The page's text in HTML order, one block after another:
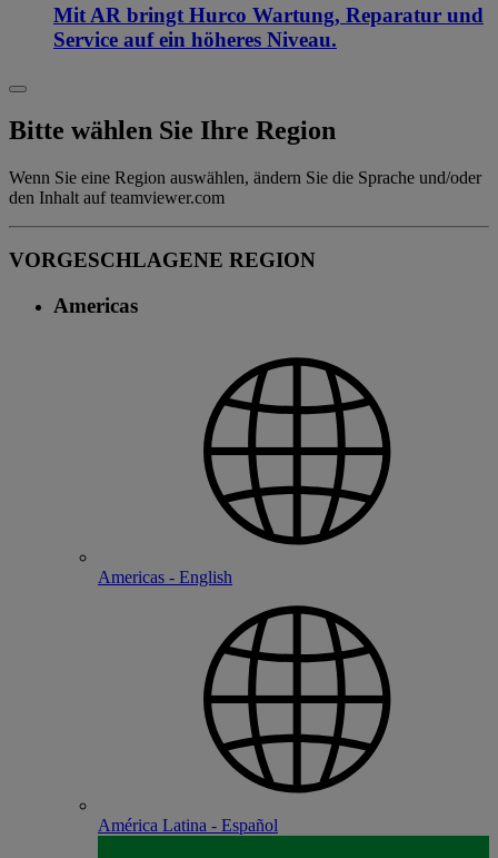
Mit AR bringt Hurco Wartung, Reparatur und
Service auf ein höheres Niveau.
Bitte wählen Sie Ihre Region
Wenn Sie eine Region auswählen, ändern Sie die Sprache und/oder
den Inhalt auf teamviewer.com
VORGESCHLAGENE REGION
Americas
Americas - English
América Latina - Español